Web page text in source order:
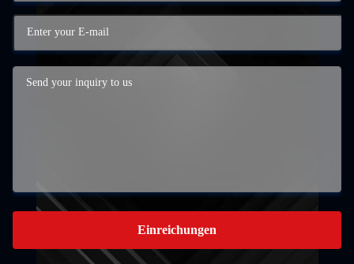
Einreichungen